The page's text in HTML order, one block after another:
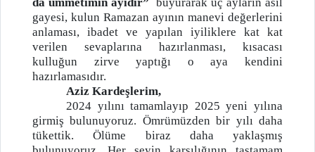
gayesi, kulun Ramazan ayının manevi değerlerini
anlaması, ibadet ve yapılan iyiliklere kat kat
verilen sevaplarına hazırlanması, kısacası
kulluğun zirve yaptığı o aya kendini
hazırlamasıdır.
Aziz Kardeşlerim,
2024 yılını tamamlayıp 2025 yeni yılına
girmiş bulunuyoruz. Ömrümüzden bir yılı daha
tükettik. Ölüme biraz daha yaklaşmış